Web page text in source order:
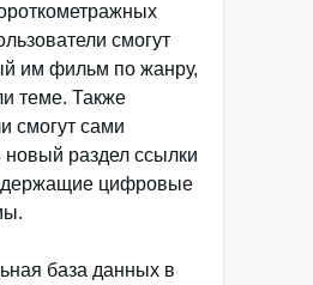
смогут
им фильм по жанру,
теме. Также
смогут сами
новый раздел ссылки
цифровые
база данных в